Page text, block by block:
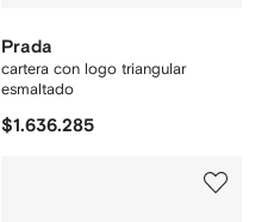
Prada
cartera con logo triangular
esmaltado
$1.636.285